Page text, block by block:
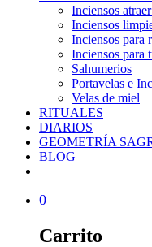
Inciensos
Inciensos
Inciensos para
Inciensos para
Sahumerios
Portavelas e
Velas de miel
RITUALES
DIARIOS
GEOMETRÍA
BLOG
0
Carrito